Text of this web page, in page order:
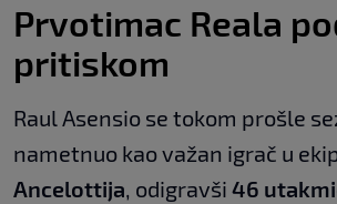
Prvotimac Reala
pritiskom
Raul Asensio se tokom prošle
nametnuo kao važan igrač u
Ancelottija, odigravši 46